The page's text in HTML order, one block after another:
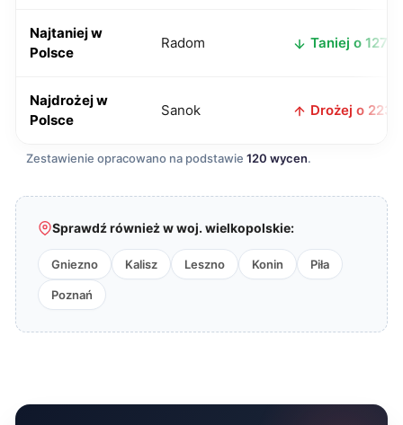
Najtaniej w
Polsce
Radom Taniej o 127 zł
Najdrożej w
Polsce
Sanok Drożej o 223
Zestawienie opracowano na podstawie 120 wycen.
Sprawdź również w woj. wielkopolskie:
Gniezno Kalisz Leszno Konin Piła
Poznań